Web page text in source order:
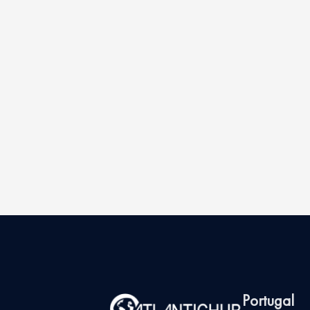
Portugal